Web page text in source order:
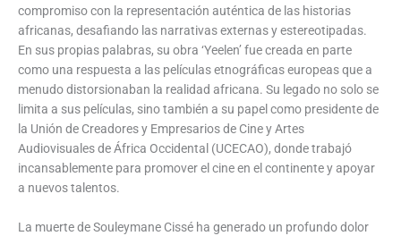
compromiso con la representación auténtica de las historias
africanas, desafiando las narrativas externas y estereotipadas.
En sus propias palabras, su obra ‘Yeelen’ fue creada en parte
como una respuesta a las películas etnográficas europeas que a
menudo distorsionaban la realidad africana. Su legado no solo se
limita a sus películas, sino también a su papel como presidente de
la Unión de Creadores y Empresarios de Cine y Artes
Audiovisuales de África Occidental (UCECAO), donde trabajó
incansablemente para promover el cine en el continente y apoyar
a nuevos talentos.
La muerte de Souleymane Cissé ha generado un profundo dolor